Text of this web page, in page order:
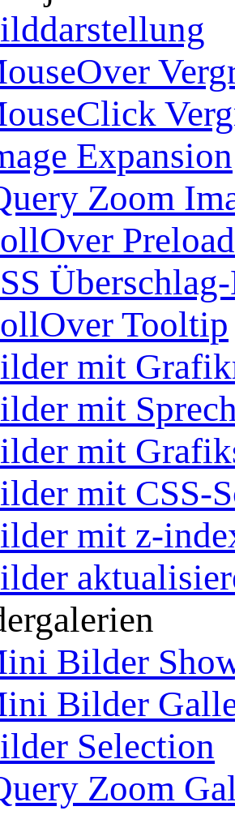
Expansion
Zoom
Preload
Tooltip
mit
mit
mit
mit CSS-
mit z-
Bilder
Bilder
Selection
Zoom